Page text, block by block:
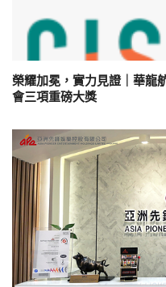
榮耀加冕，實力見證｜華龍
會三項重磅大獎